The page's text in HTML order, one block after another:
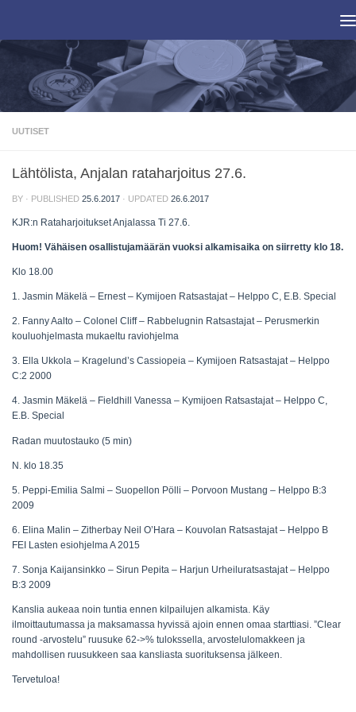
UUTISET
Lähtölista, Anjalan rataharjoitus 27.6.
BY · PUBLISHED 25.6.2017 · UPDATED 26.6.2017
KJR:n Rataharjoitukset Anjalassa Ti 27.6.
Huom! Vähäisen osallistujamäärän vuoksi alkamisaika on siirretty klo 18.
Klo 18.00
1. Jasmin Mäkelä – Ernest – Kymijoen Ratsastajat – Helppo C, E.B. Special
2. Fanny Aalto – Colonel Cliff – Rabbelugnin Ratsastajat – Perusmerkin
kouluohjelmasta mukaeltu raviohjelma
3. Ella Ukkola – Kragelund’s Cassiopeia – Kymijoen Ratsastajat – Helppo
C:2 2000
4. Jasmin Mäkelä – Fieldhill Vanessa – Kymijoen Ratsastajat – Helppo C,
E.B. Special
Radan muutostauko (5 min)
N. klo 18.35
5. Peppi-Emilia Salmi – Suopellon Pölli – Porvoon Mustang – Helppo B:3
2009
6. Elina Malin – Zitherbay Neil O’Hara – Kouvolan Ratsastajat – Helppo B
FEI Lasten esiohjelma A 2015
7. Sonja Kaijansinkko – Sirun Pepita – Harjun Urheiluratsastajat – Helppo
B:3 2009
Kanslia aukeaa noin tuntia ennen kilpailujen alkamista. Käy
ilmoittautumassa ja maksamassa hyvissä ajoin ennen omaa starttiasi. ”Clear
round -arvostelu” ruusuke 62->% tulokssella, arvostelulomakkeen ja
mahdollisen ruusukkeen saa kansliasta suorituksensa jälkeen.
Tervetuloa!